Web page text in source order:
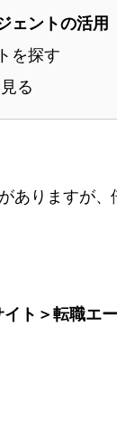
ェントの活用
を探す
る
ありますが
ト＞転職エ